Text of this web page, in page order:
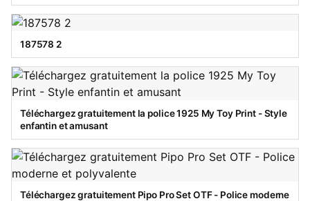
187578 2
Téléchargez gratuitement la police 1925 My Toy Print - Style
enfantin et amusant
Téléchargez gratuitement Pipo Pro Set OTF - Police moderne